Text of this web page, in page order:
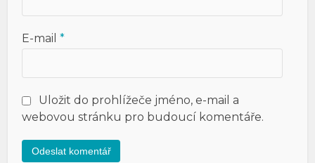
E-mail*
Uložit do prohlížeče jméno, e-mail a
webovou stránku pro budoucí komentáře.